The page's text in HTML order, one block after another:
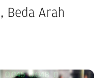
Beda Arah